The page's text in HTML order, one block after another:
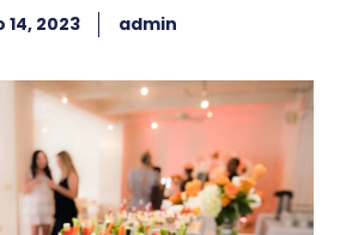
14, 2023 admin